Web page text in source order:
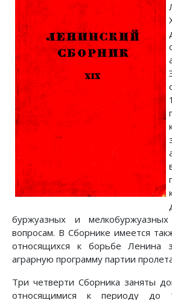
буржуазных и
вопросам. В Сборнике имеется
относящихся к борьбе Ленина
аграрную программу партии
Три четверти Сборника заняты
относящимися к периоду до